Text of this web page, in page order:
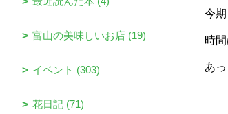
今
時間
あ
富山の美味しいお店 (19)
イベント (303)
花日記 (71)